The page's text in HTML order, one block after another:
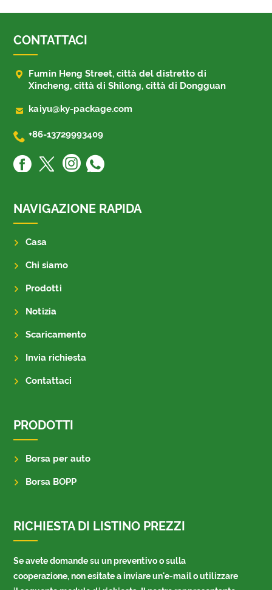
CONTATTACI

Fumin Heng Street, città del distretto di
Xincheng, città di Shilong, città di Dongguan
 kaiyu@ky-package.com
 +86-13729993409
NAVIGAZIONE RAPIDA
Casa
Chi siamo
Prodotti
Notizia
Scaricamento
Invia richiesta
Contattaci
PRODOTTI
Borsa per auto
Borsa BOPP
RICHIESTA DI LISTINO PREZZI
Se avete domande su un preventivo o sulla
cooperazione, non esitate a inviare un'e-mail o utilizzare